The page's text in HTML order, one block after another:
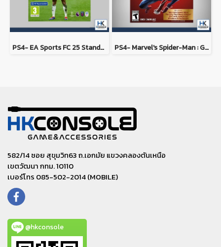
PS4- EA Sports FC 25 Standard Edition PS4- Marvel's Spider-Man : Game of the Year Edition
582/14 ซอย สุขุมวิท63 ถ.เอกมัย แขวงคลองตันเหนือ
เขตวัฒนา กทม. 10110
เบอร์โทร 085-502-2014 (MOBILE)
@hkconsole